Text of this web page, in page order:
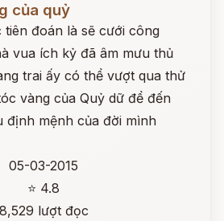
của quỷ
đoán là sẽ cưới công
vua ích kỷ đã âm mưu thủ
trai ấy có thể vượt qua thử
vàng của Quỷ dữ để đến
định mệnh của đời mình
05-03-2015
⭐ 4.8
8,529 lượt đọc